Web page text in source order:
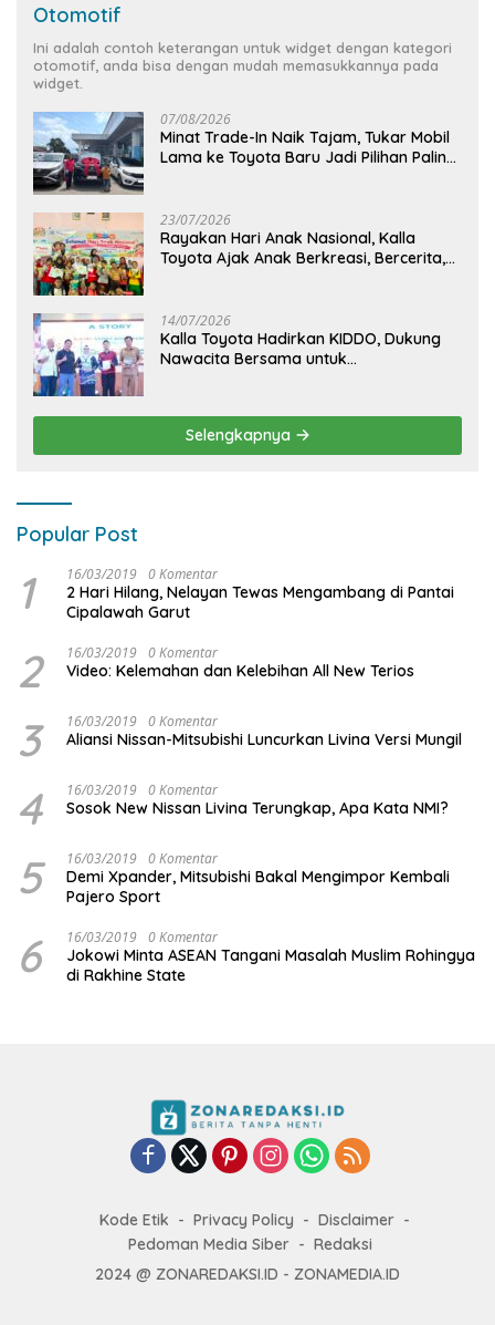
Otomotif
Ini adalah contoh keterangan untuk widget dengan kategori
otomotif, anda bisa dengan mudah memasukkannya pada
widget.
07/08/2026
Minat Trade-In Naik Tajam, Tukar Mobil
Lama ke Toyota Baru Jadi Pilihan Paling
23/07/2026
Rayakan Hari Anak Nasional, Kalla
Toyota Ajak Anak Berkreasi, Bercerita,
14/07/2026
Kalla Toyota Hadirkan KIDDO, Dukung
Nawacita Bersama untuk
Selengkapnya
Popular Post
1 16/03/2019 0 Komentar
2 Hari Hilang, Nelayan Tewas Mengambang di Pantai
Cipalawah Garut
2 16/03/2019 0 Komentar
Video: Kelemahan dan Kelebihan All New Terios
3 16/03/2019 0 Komentar
Aliansi Nissan-Mitsubishi Luncurkan Livina Versi Mungil
4 16/03/2019 0 Komentar
Sosok New Nissan Livina Terungkap, Apa Kata NMI?
5 16/03/2019 0 Komentar
Demi Xpander, Mitsubishi Bakal Mengimpor Kembali
Pajero Sport
6 16/03/2019 0 Komentar
Jokowi Minta ASEAN Tangani Masalah Muslim Rohingya
di Rakhine State
Kode Etik Privacy Policy
Disclaimer
Pedoman Media Siber
Redaksi
2024 @ ZONAREDAKSI.ID - ZONAMEDIA.ID